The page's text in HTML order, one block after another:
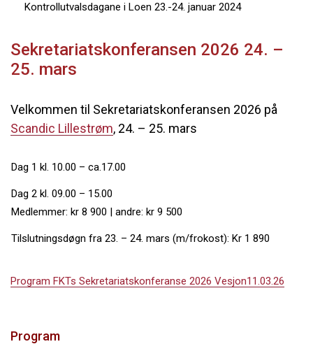
Kontrollutvalsdagane i Loen 23.-24. januar 2024
Sekretariatskonferansen 2026 24. –
25. mars
Velkommen til Sekretariatskonferansen 2026 på
Scandic Lillestrøm, 24. – 25. mars
Dag 1 kl. 10.00 – ca.17.00
Dag 2 kl. 09.00 – 15.00
Medlemmer: kr 8 900 | andre: kr 9 500
Tilslutningsdøgn fra 23. – 24. mars (m/frokost): Kr 1 890
Program FKTs Sekretariatskonferanse 2026 Vesjon11.03.26
Program